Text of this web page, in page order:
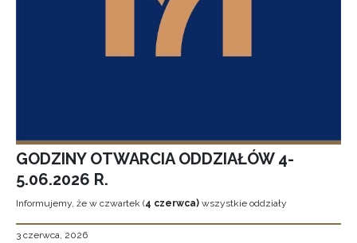
GODZINY OTWARCIA ODDZIAŁÓW 4-
5.06.2026 R.
Informujemy, że w czwartek (4 czerwca) wszystkie oddziały
3 czerwca, 2026